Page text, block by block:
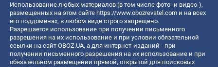
Использование любых материалов (в том числе фото- и видео-),
размещенных на этом сайте https://www.obozrevatel.com и на всех
его поддоменах, в любом виде строго запрещено.
Разрешается использование при получении письменного
разрешения на их использование и при условии обязательной
ссылки на сайт OBOZ.UA, а для интернет-изданий - при
получении письменного разрешения на их использование и при
обязательном размещении прямой, открытой для поисковых